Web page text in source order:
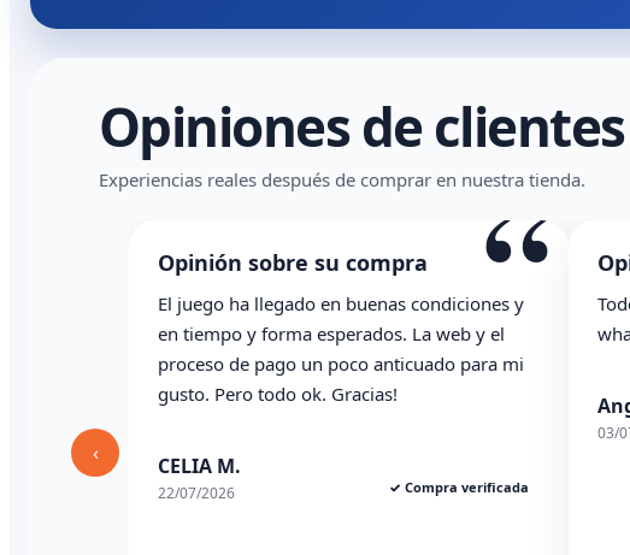
Opiniones de clientes
Experiencias reales después de comprar en nuestra tienda.
‹
“
en buenas condiciones y
La web y el
poco anticuado para mi
✓ Compra verificada
Opinión sobre su compra
Todo correcto. Genial la atención vía
whatsapp
Angel P.
✓ Compra